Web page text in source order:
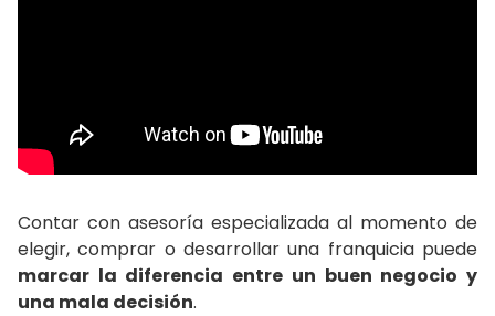
Contar con asesoría especializada al momento de
elegir, comprar o desarrollar una franquicia puede
marcar la diferencia entre un buen negocio y
una mala decisión.